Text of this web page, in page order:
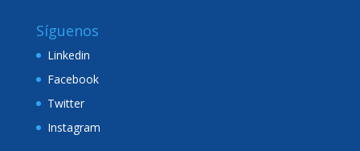
Síguenos
Linkedin
Facebook
Twitter
Instagram